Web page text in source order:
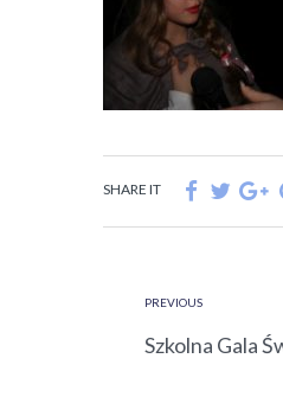
SHARE IT
PREVIOUS
Szkolna Gala